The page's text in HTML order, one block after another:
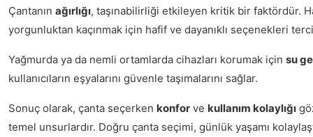
Çantanın ağırlığı, taşınabilirliği etkileyen kritik bir faktördür.
yorgunluktan kaçınmak için hafif ve dayanıklı seçenekleri
Yağmurda ya da nemli ortamlarda cihazları korumak için su
kullanıcıların eşyalarını güvenle taşımalarını sağlar.
Sonuç olarak, çanta seçerken konfor ve kullanım kolaylığı
temel unsurlardır. Doğru çanta seçimi, günlük yaşamı